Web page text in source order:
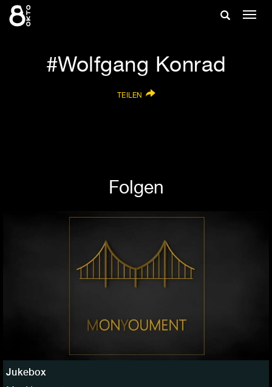
Zum
Inhalt
Suche
Wolfgang Konrad
TEILEN
Folgen
Jukebox